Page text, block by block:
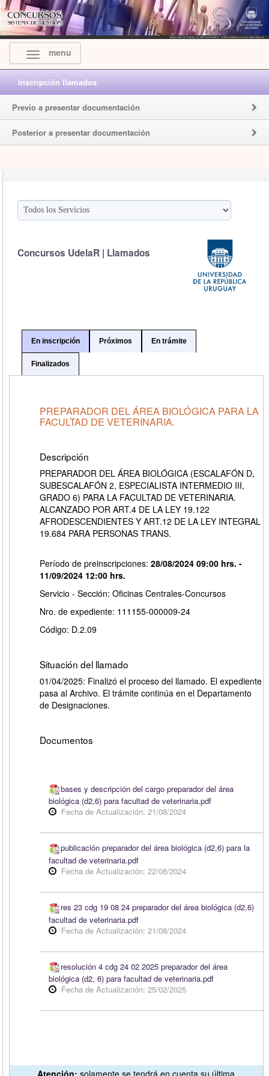
menu
Inscripción llamados
Previo a presentar documentación
Posterior a presentar documentación
Concursos UdelaR | Llamados
En inscripción Próximos En trámite
Finalizados
PREPARADOR DEL ÁREA BIOLÓGICA PARA LA
FACULTAD DE VETERINARIA.
Descripción
PREPARADOR DEL ÁREA BIOLÓGICA (ESCALAFÓN D,
SUBESCALAFÓN 2, ESPECIALISTA INTERMEDIO III,
GRADO 6) PARA LA FACULTAD DE VETERINARIA.
ALCANZADO POR ART.4 DE LA LEY 19.122
AFRODESCENDIENTES Y ART.12 DE LA LEY INTEGRAL
19.684 PARA PERSONAS TRANS.
Período de preinscripciones: 28/08/2024 09:00 hrs. -
11/09/2024 12:00 hrs.
Servicio - Sección: Oficinas Centrales-Concursos
Nro. de expediente: 111155-000009-24
Código: D.2.09
Situación del llamado
01/04/2025: Finalizó el proceso del llamado. El expediente
pasa al Archivo. El trámite continúa en el Departamento
de Designaciones.
Documentos
bases y descripción del cargo preparador del área
biológica (d2,6) para facultad de veterinaria.pdf
Fecha de Actualización: 21/08/2024
publicación preparador del área biológica (d2,6) para la
facultad de veterinaria.pdf
Fecha de Actualización: 22/08/2024
res 23 cdg 19 08 24 preparador del área biológica (d2,6)
facultad de veterinaria.pdf
Fecha de Actualización: 21/08/2024
resolución 4 cdg 24 02 2025 preparador del área
biológica (d2, 6) para facultad de veterinaria.pdf
Fecha de Actualización: 25/02/2025